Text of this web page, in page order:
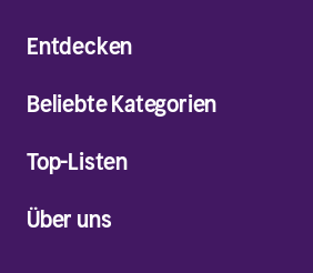
Über uns
Entdecken
Beliebte Kategorien
Top-Listen